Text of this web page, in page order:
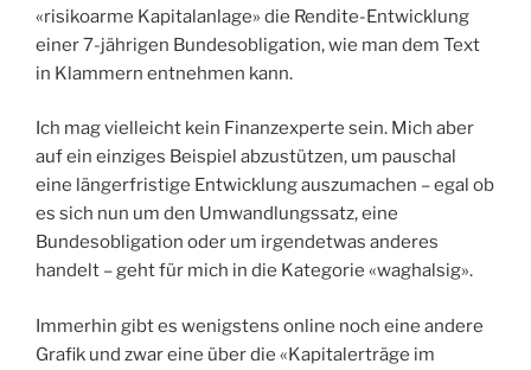
«risikoarme Kapitalanlage» die Rendite-Entwicklung
einer 7-jährigen Bundesobligation, wie man dem Text
in Klammern entnehmen kann.
Ich mag vielleicht kein Finanzexperte sein. Mich aber
auf ein einziges Beispiel abzustützen, um pauschal
eine längerfristige Entwicklung auszumachen – egal ob
es sich nun um den Umwandlungssatz, eine
Bundesobligation oder um irgendetwas anderes
handelt – geht für mich in die Kategorie «waghalsig».
Immerhin gibt es wenigstens online noch eine andere
Grafik und zwar eine über die «Kapitalerträge im